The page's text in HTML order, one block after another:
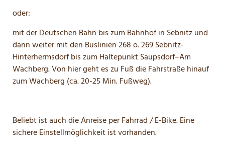
oder:
mit der Deutschen Bahn bis zum Bahnhof in Sebnitz und
dann weiter mit den Buslinien 268 o. 269 Sebnitz-
Hinterhermsdorf bis zum Haltepunkt Saupsdorf–Am
Wachberg. Von hier geht es zu Fuß die Fahrstraße hinauf
zum Wachberg (ca. 20-25 Min. Fußweg).
Beliebt ist auch die Anreise per Fahrrad / E-Bike. Eine
sichere Einstellmöglichkeit ist vorhanden.